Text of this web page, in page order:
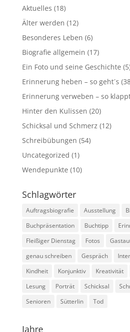
Aktuelles (18)
Älter werden (12)
Besonderes Leben (6)
Biografie allgemein (17)
Ein Foto und seine Geschichte
Erinnerung heben – so geht´s
Erinnerung verweben – so
Hinter den Kulissen (20)
Schicksal und Schmerz (12)
Schreibübungen (54)
Uncategorized (1)
Wendepunkte (10)
Schlagwörter
Auftragsbiografie Ausstellung
Buchpräsentation
Buchtipp
Fleißiger Dienstag
Fotos
genau schreiben
Gespräch
Kindheit
Konjunktiv Kreativität
Lesung
Porträt Schicksal
Senioren
Sütterlin Tod
Jahre